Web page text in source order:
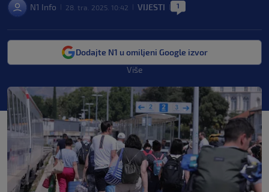
N1 Info 28. tra. 2025. 10:42 VIJESTI 1
Dodajte N1 u omiljeni Google izvor
Više